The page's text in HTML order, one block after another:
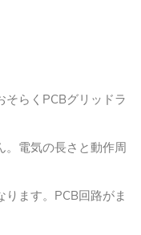
らくPCBグリッドラ
。電気の長さと動作周
ます。PCB回路がま